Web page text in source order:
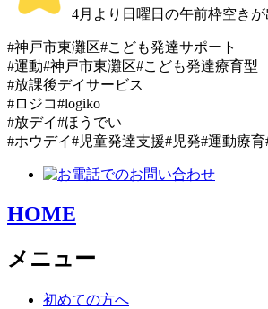
️4月より日曜日の午前枠空きが
#神戸市東灘区#こども発達サポート
#運動#神戸市東灘区#こども発達療育型
#放課後デイサービス
#ロジコ#logiko
#放デイ#ほうでい
#ホウデイ#児童発達支援#児発#運動療
HOME
メニュー
初めての方へ